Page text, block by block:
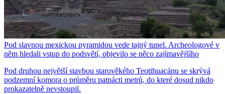
Pod slavnou mexickou pyramidou vede tajný tunel. Archeologové v
něm hledali vstup do podsvětí, objevilo se něco zajímavějšího
Pod druhou největší stavbou starověkého Teotihuacánu se skrývá
podzemní komora o průměru patnácti metrů, do které dosud nikdo
prokazatelně nevstoupil.